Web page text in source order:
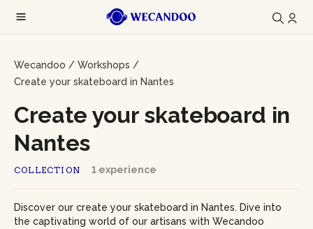
Wecandoo / Workshops /
Create your skateboard in Nantes
COLLECTION 1 experience
Create your skateboard in
Nantes
Discover our create your skateboard in Nantes. Dive into
the captivating world of our artisans with Wecandoo